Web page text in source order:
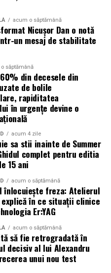
în contextul
evenimentelor
public ridicat, de
utilizatorilor că ar putea
Mesajele care anunță
limitat la o transmisie
determina utilizatorii să
sursa.
iar specialiștii anticipează
în perioada
pretexte se numără
pariurile,
oferte de călătorie.
mai complexe,
lunii iunie robo_Folks,
un panou de hosting
la cererea
site-ului, care
SSL, a configurărilor
acum o săptămână
Nicușor Dan o notă
un mesaj de stabilitate
săptămână
din decesele din
de bolile
rapiditatea
în urgențe devine o
acum 4 zile
sa stii inainte de Summer
complet pentru editia
15 ani
acum o săptămână
înlocuiește freza: Atelierul
explică în ce situații clinice
Er:YAG
acum o săptămână
să fie retrogradată în
decisiv al lui Alexandru
unui nou test